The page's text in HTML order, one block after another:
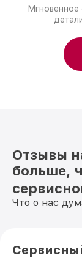
Отзывы
больше,
Что о нас